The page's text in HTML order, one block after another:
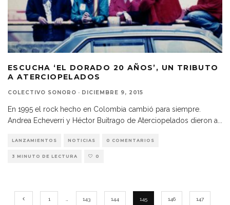
ESCUCHA ‘EL DORADO 20 AÑOS’, UN TRIBUTO
A ATERCIOPELADOS
COLECTIVO SONORO · DICIEMBRE 9, 2015
En 1995 el rock hecho en Colombia cambió para siempre.
Andrea Echeverri y Héctor Buitrago de Aterciopelados dieron a
LANZAMIENTOS NOTICIAS 0 COMENTARIOS
3 MINUTO DE LECTURA 0
1 143 144 145 146 147